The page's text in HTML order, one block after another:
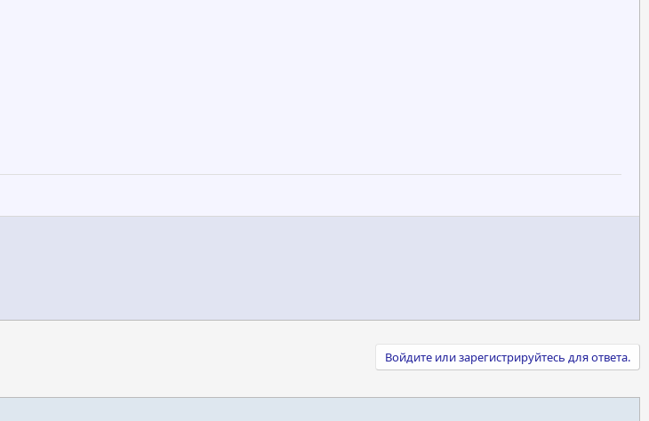
Войдите или зарегистрируйтесь для ответа.